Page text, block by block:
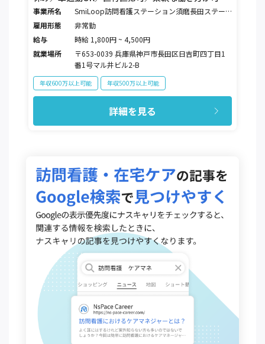
です！
事業所名
SmiLoop訪問看護ステーション須磨長田ステー
ション
雇用形態
非常勤
給与
時給 1,800円 ~ 4,500円
就業場所
〒653-0039 兵庫県神戸市長田区日吉町四丁目1
番1号マル井ビル2-B
年収600万以上可能 年収500万以上可能
詳細を見る